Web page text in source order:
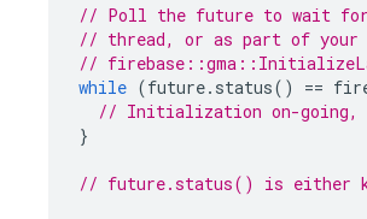
// Poll the future to wait
// thread, or as part of your
//
while (future. status() ==
// Initialization on-going,
}
// future.status() is either